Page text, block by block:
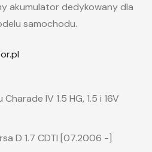
akumulator dedykowany dla
samochodu.
IV 1.5 HG, 1.5 i 16V
D 1.7 CDTI [07.2006 -]